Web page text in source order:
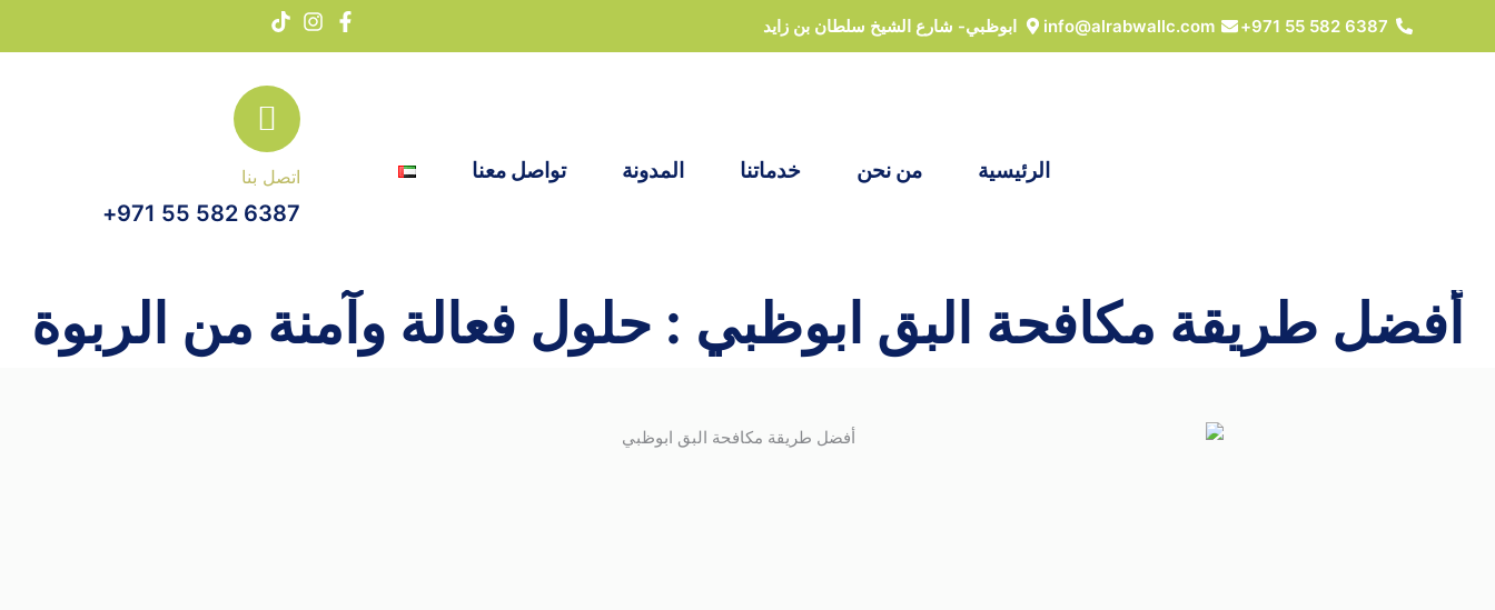
6387 582 55 971+
info@alrabwallc.com ابوظبي- شارع الشيخ سلطان بن زايد
الرئيسية من نحن خدماتنا المدونة تواصل معنا اتصل بنا
6387 582 55 971+
أفضل طريقة مكافحة البق ابوظبي : حلول فعالة وآمنة من الربوة